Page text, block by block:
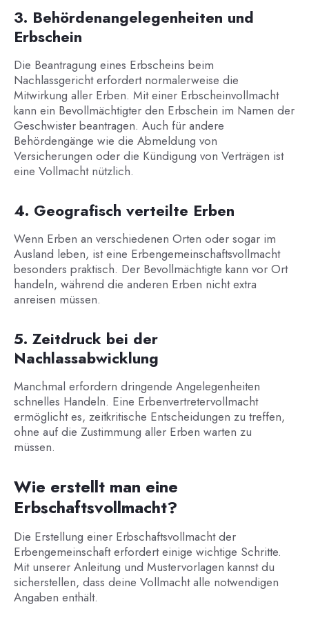
3. Behördenangelegenheiten und
Erbschein
Die Beantragung eines Erbscheins beim
Nachlassgericht erfordert normalerweise die
Mitwirkung aller Erben. Mit einer Erbscheinvollmacht
kann ein Bevollmächtigter den Erbschein im Namen der
Geschwister beantragen. Auch für andere
Behördengänge wie die Abmeldung von
Versicherungen oder die Kündigung von Verträgen ist
eine Vollmacht nützlich.
4. Geografisch verteilte Erben
Wenn Erben an verschiedenen Orten oder sogar im
Ausland leben, ist eine Erbengemeinschaftsvollmacht
besonders praktisch. Der Bevollmächtigte kann vor Ort
handeln, während die anderen Erben nicht extra
anreisen müssen.
5. Zeitdruck bei der
Nachlassabwicklung
Manchmal erfordern dringende Angelegenheiten
schnelles Handeln. Eine Erbenvertretervollmacht
ermöglicht es, zeitkritische Entscheidungen zu treffen,
ohne auf die Zustimmung aller Erben warten zu
müssen.
Wie erstellt man eine
Erbschaftsvollmacht?
Die Erstellung einer Erbschaftsvollmacht der
Erbengemeinschaft erfordert einige wichtige Schritte.
Mit unserer Anleitung und Mustervorlagen kannst du
sicherstellen, dass deine Vollmacht alle notwendigen
Angaben enthält.